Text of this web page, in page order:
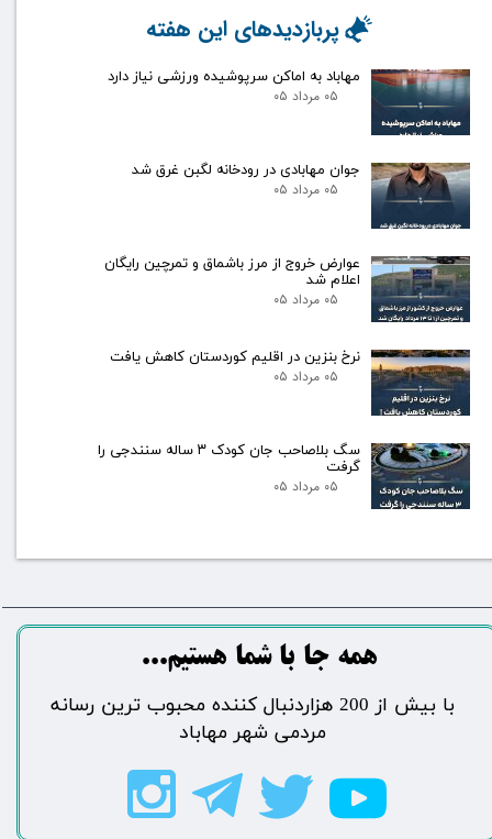
مهاباد به اماکن سرپوشیده ورزشی نیاز دارد
۰۵ مرداد ۰۵
جوان مهابادی در رودخانه لگبن غرق شد
۰۵ مرداد ۰۵
عوارض خروج از مرز باشماق و تمرچین رایگان
اعلام شد
۰۵ مرداد ۰۵
نرخ بنزین در اقلیم کوردستان کاهش یافت
۰۵ مرداد ۰۵
سگ بلاصاحب جان کودک ۳ ساله سنندجی را
گرفت
۰۵ مرداد ۰۵
پربازدیدهای این هفته
​​​همه جا با شما هستیم...​​​​​​​​​​​​​​
​با بیش از 200 هزاردنبال کننده محبوب ترین رسانه
مردمی شهر مهاباد​​​​​​​​​​​​​​